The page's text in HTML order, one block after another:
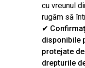
cu vreunul
rugăm să
✔
disponibile
protejate
drepturile